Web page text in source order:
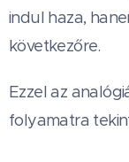
indul haza,
következőre.
Ezzel az
folyamatra